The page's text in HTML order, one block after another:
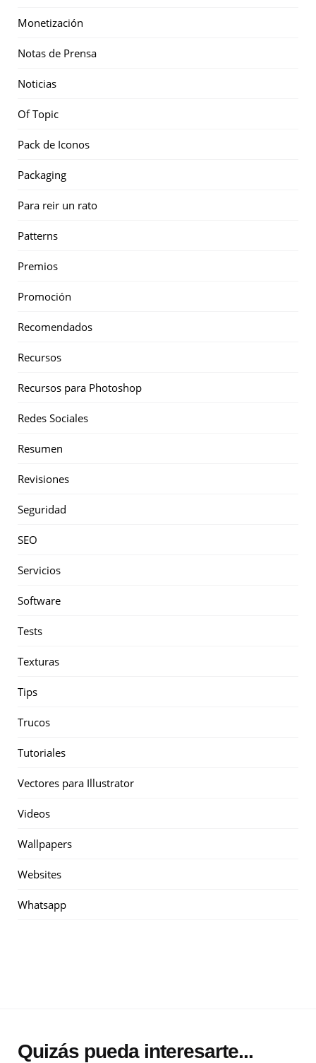
Monetización
Notas de Prensa
Noticias
Of Topic
Pack de Iconos
Packaging
Para reir un rato
Patterns
Premios
Promoción
Recomendados
Recursos
Recursos para Photoshop
Redes Sociales
Resumen
Revisiones
Seguridad
SEO
Servicios
Software
Tests
Texturas
Tips
Trucos
Tutoriales
Vectores para Illustrator
Videos
Wallpapers
Websites
Whatsapp
Quizás pueda interesarte...